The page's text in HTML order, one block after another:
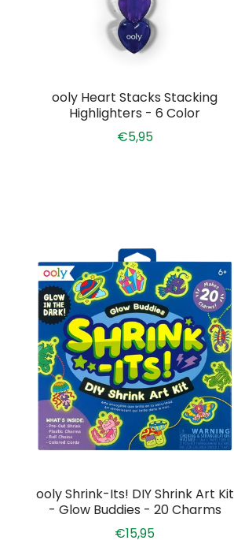
ooly Heart Stacks Stacking
Highlighters - 6 Color
€5,95
ooly Shrink-Its! DIY Shrink Art Kit
- Glow Buddies - 20 Charms
€15,95